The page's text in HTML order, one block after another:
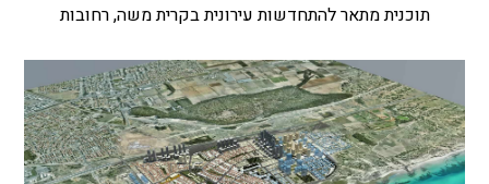
תוכנית מתאר להתחדשות עירונית בקרית משה, רחובות